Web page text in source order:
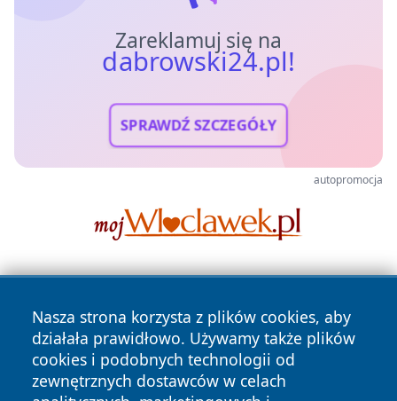
Zareklamuj się na
dabrowski24.pl!
SPRAWDŹ SZCZEGÓŁY
autopromocja
Nasza strona korzysta z plików cookies, aby
działała prawidłowo. Używamy także plików
cookies i podobnych technologii od
zewnętrznych dostawców w celach
Copyright © 2026 dabrowski24.pl Wszystkie prawa